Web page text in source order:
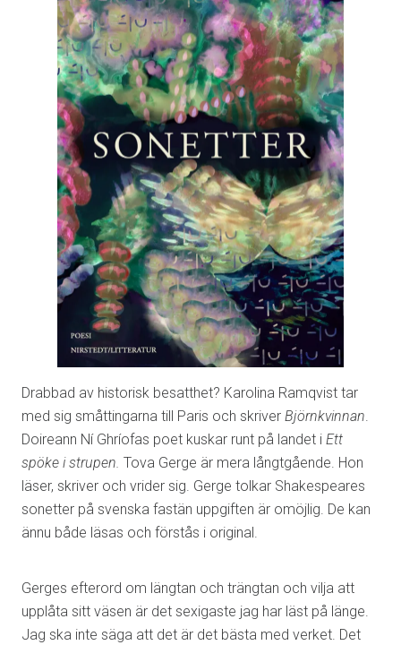
Drabbad av historisk besatthet? Karolina Ramqvist tar
med sig småttingarna till Paris och skriver Björnkvinnan.
Doireann Ní Ghríofas poet kuskar runt på landet i Ett
spöke i strupen. Tova Gerge är mera långtgående. Hon
läser, skriver och vrider sig. Gerge tolkar Shakespeares
sonetter på svenska fastän uppgiften är omöjlig. De kan
ännu både läsas och förstås i original.
Gerges efterord om längtan och trängtan och vilja att
upplåta sitt väsen är det sexigaste jag har läst på länge.
Jag ska inte säga att det är det bästa med verket. Det